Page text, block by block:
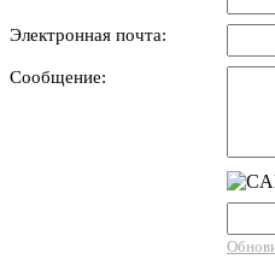
Электронная почта:
Сообщение: